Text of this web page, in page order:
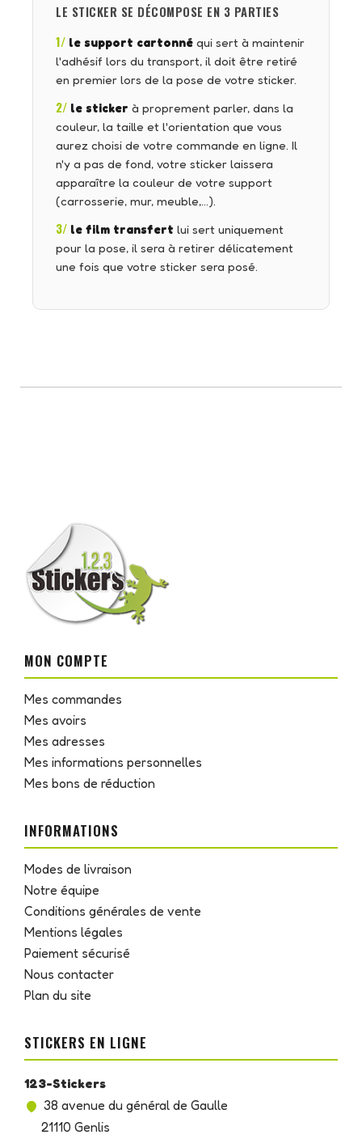
LE STICKER SE DÉCOMPOSE EN 3 PARTIES
1/ le support cartonné qui sert à maintenir
l'adhésif lors du transport, il doit être retiré
en premier lors de la pose de votre sticker.
2/ le sticker à proprement parler, dans la
couleur, la taille et l'orientation que vous
aurez choisi de votre commande en ligne. Il
n'y a pas de fond, votre sticker laissera
apparaître la couleur de votre support
(carrosserie, mur, meuble,…).
3/ le film transfert lui sert uniquement
pour la pose, il sera à retirer délicatement
une fois que votre sticker sera posé.
MON COMPTE
Mes commandes
Mes avoirs
Mes adresses
Mes informations personnelles
Mes bons de réduction
INFORMATIONS
Modes de livraison
Notre équipe
Conditions générales de vente
Mentions légales
Paiement sécurisé
Nous contacter
Plan du site
STICKERS EN LIGNE
123-Stickers
38 avenue du général de Gaulle
21110 Genlis